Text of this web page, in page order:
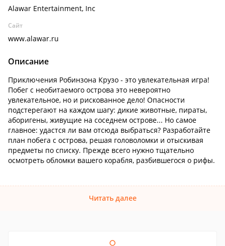
Alawar Entertainment, Inc
Сайт
www.alawar.ru
Описание
Приключения Робинзона Крузо - это увлекательная игра!
Побег с необитаемого острова это невероятно
увлекательное, но и рискованное дело! Опасности
подстерегают на каждом шагу: дикие животные, пираты,
аборигены, живущие на соседнем острове... Но самое
главное: удастся ли вам отсюда выбраться? Разработайте
план побега с острова, решая головоломки и отыскивая
предметы по списку. Прежде всего нужно тщательно
осмотреть обломки вашего корабля, разбившегося о рифы.
Читать далее